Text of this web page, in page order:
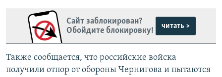
Сайт заблокирован?
Обойдите блокировку!
читать >
Также сообщается, что российские войска
получили отпор от обороны Чернигова и пытаются